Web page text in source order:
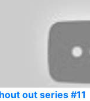
out series #11